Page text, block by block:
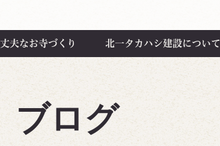
丈夫なお寺づくり 北一タカハシ建設について
ブログ